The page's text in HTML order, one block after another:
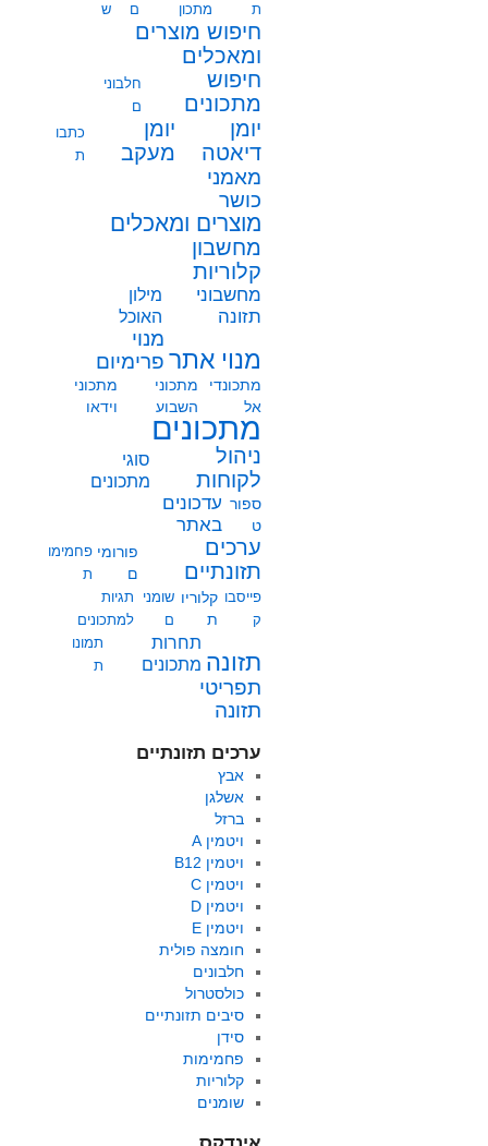
ת
מתכון
ם
ש
חיפוש מוצרים
ומאכלים
חיפוש
מתכונים
חלבוני
ם
יומן
דיאטה
יומן
מעקב
כתבו
ת
מאמני
כושר
מוצרים ומאכלים
מחשבון
קלוריות
מחשבוני
תזונה
מילון
האוכל
מנוי אתר
מנוי
פרימיום
מתכונדי
אל
מתכוני
השבוע
מתכוני
וידאו
מתכונים
ניהול
לקוחות
סוגי
מתכונים
ספור
ט
עדכונים
באתר
ערכים
תזונתיים
פורומי
ם
פחמימו
ת
פייסבו
ק
קלוריו
ת
שומני
ם
תגיות
למתכונים
תזונה
תחרות
מתכונים
תמונו
ת
תפריטי
תזונה
ערכים תזונתיים
אבץ
אשלגן
ברזל
ויטמין A
ויטמין B12
ויטמין C
ויטמין D
ויטמין E
חומצה פולית
חלבונים
כולסטרול
סיבים תזונתיים
סידן
פחמימות
קלוריות
שומנים